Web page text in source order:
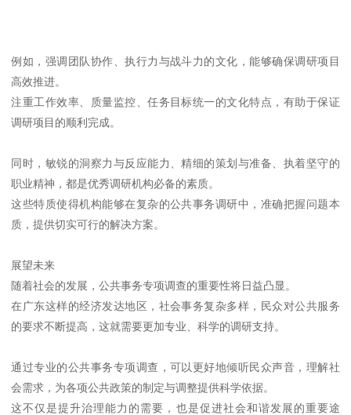
例如，强调团队协作、执行力与战斗力的文化，能够确保调研项目
高效推进。
注重工作效率、质量监控、任务目标统一的文化特点，有助于保证
调研项目的顺利完成。
同时，敏锐的洞察力与反应能力、精细的策划与准备、执着坚守的
职业精神，都是优秀调研机构必备的素质。
这些特质使得机构能够在复杂的公共事务调研中，准确把握问题本
质，提供切实可行的解决方案。
展望未来
随着社会的发展，公共事务专项调查的重要性将日益凸显。
在广东这样的经济发达地区，社会事务复杂多样，民众对公共服务
的要求不断提高，这就需要更加专业、科学的调研支持。
通过专业的公共事务专项调查，可以更好地倾听民众声音，理解社
会需求，为各项公共政策的制定与调整提供科学依据。
这不仅是提升治理能力的需要，也是促进社会和谐发展的重要途